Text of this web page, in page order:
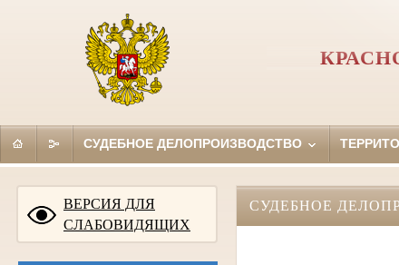
СУДЕБНОЕ ДЕЛОПРОИЗВОДСТВО
ВЕРСИЯ ДЛЯ
СЛАБОВИДЯЩИХ
СУДЕБНОЕ